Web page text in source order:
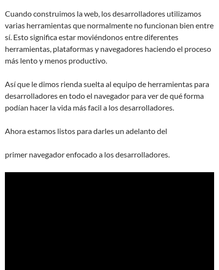
Cuando construimos la web, los desarrolladores utilizamos
varias herramientas que normalmente no funcionan bien entre
sí. Esto significa estar moviéndonos entre diferentes
herramientas, plataformas y navegadores haciendo el proceso
más lento y menos productivo.
Así que le dimos rienda suelta al equipo de herramientas para
desarrolladores en todo el navegador para ver de qué forma
podían hacer la vida más facil a los desarrolladores.
Ahora estamos listos para darles un adelanto del
primer navegador enfocado a los desarrolladores.